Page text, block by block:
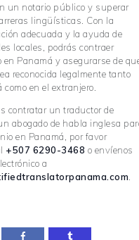
un notario público y superar
lingüísticas. Con la
adecuada y la ayuda de
locales, podrás contraer
en Panamá y asegurarse de
reconocida legalmente tanto
como en el extranjero.
contratar un traductor de
abogado de habla inglesa
en Panamá, por favor
+507 6290-3468 o envíenos
a